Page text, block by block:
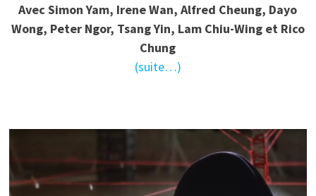
Avec Simon Yam, Irene Wan, Alfred Cheung, Dayo
Wong, Peter Ngor, Tsang Yin, Lam Chiu-Wing et Rico
Chung
(suite…)